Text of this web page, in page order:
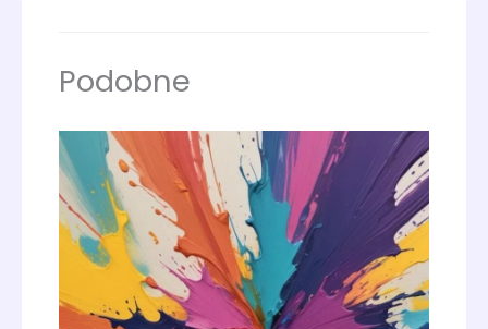
Podobne